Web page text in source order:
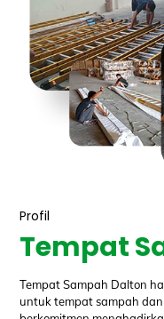
Profil
Tempat
Tempat Sampah Dalton
untuk tempat sampah